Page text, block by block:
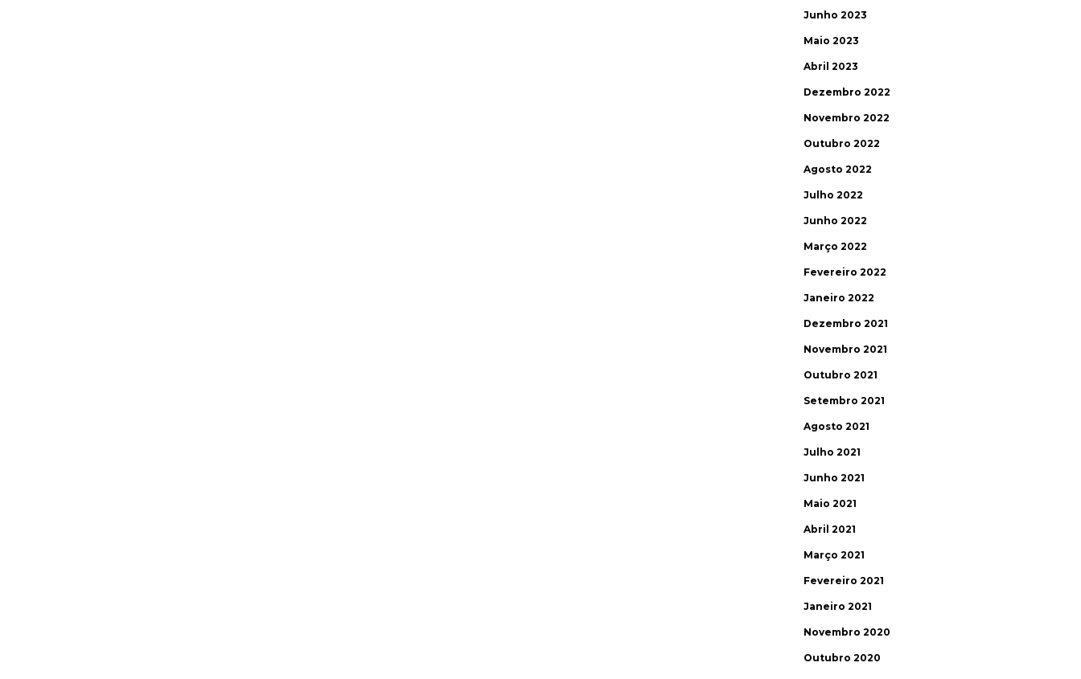
Junho 2023
Maio 2023
Abril 2023
Dezembro 2022
Novembro 2022
Outubro 2022
Agosto 2022
Julho 2022
Junho 2022
Março 2022
Fevereiro 2022
Janeiro 2022
Dezembro 2021
Novembro 2021
Outubro 2021
Setembro 2021
Agosto 2021
Julho 2021
Junho 2021
Maio 2021
Abril 2021
Março 2021
Fevereiro 2021
Janeiro 2021
Novembro 2020
Outubro 2020